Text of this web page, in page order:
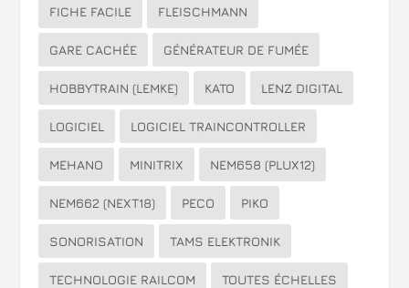
FICHE FACILE FLEISCHMANN
GARE CACHÉE GÉNÉRATEUR DE FUMÉE
HOBBYTRAIN (LEMKE) KATO LENZ DIGITAL
LOGICIEL LOGICIEL TRAINCONTROLLER
MEHANO MINITRIX NEM658 (PLUX12)
NEM662 (NEXT18) PECO PIKO
SONORISATION TAMS ELEKTRONIK
TECHNOLOGIE RAILCOM TOUTES ÉCHELLES